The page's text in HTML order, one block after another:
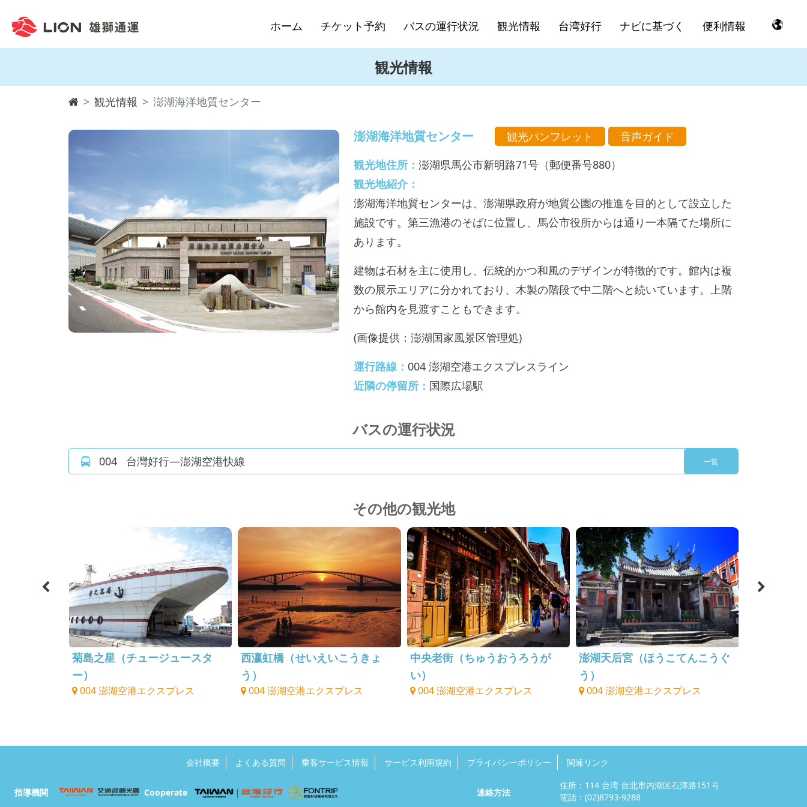
ホーム チケット予約 バスの運行状況 観光情報 台湾好行 ナビに基づく 便利情報
観光情報
観光情報 澎湖海洋地質センター
澎湖海洋地質センター 観光パンフレット
音声ガイド
観光地住所： 澎湖県馬公市新明路71号（郵便番号880）
観光地紹介：
澎湖海洋地質センターは、澎湖県政府が地質公園の推進を目的として設立した
施設です。第三漁港のそばに位置し、馬公市役所からは通り一本隔てた場所に
あります。
建物は石材を主に使用し、伝統的かつ和風のデザインが特徴的です。館内は複
数の展示エリアに分かれており、木製の階段で中二階へと続いています。上階
から館内を見渡すこともできます。
(画像提供：澎湖国家風景区管理処)
運行路線： 004 澎湖空港エクスプレスライン
近隣の停留所： 国際広場駅
バスの運行状況
004 台灣好行—澎湖空港快線 一覧
その他の観光地
菊島之星（チュージュースタ
ー）
004 澎湖空港エクスプレス
西瀛虹橋（せいえいこうきょ
う）
004 澎湖空港エクスプレス
中央老街（ちゅうおうろうが
い）
004 澎湖空港エクスプレス
澎湖天后宮（ほうこてんこうぐ
う）
004 澎湖空港エクスプレス
会社概要 よくある質問 乗客サービス情報 サービス利用規約 プライバシーポリシー 関連リンク
指導機関 Cooperate 連絡方法
住所：114 台湾 台北市内湖区石潭路151号
電話： (02)8793-9288